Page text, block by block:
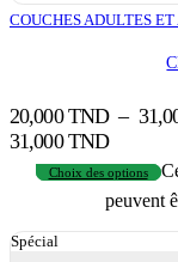
COUCHES ADULTES ET
20,000TND –
31,000 TND
Choix des options
peuvent
Spécial